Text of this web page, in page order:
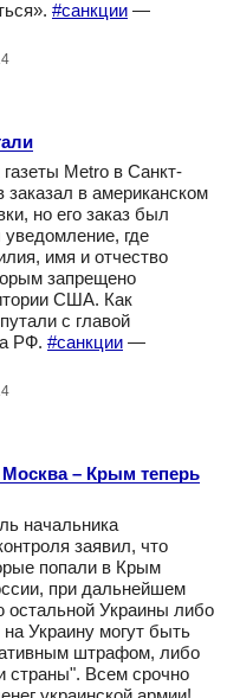
#санкции —
Metro в Санкт-
заказал в американском
но его заказ был
где
имя и отчество
запрещено
США. Как
с главой
РФ. #санкции —
– Крым теперь
начальника
заявил, что
попали в Крым
при дальнейшем
остальной Украины либо
Украину могут быть
штрафом, либо
страны". Всем срочно